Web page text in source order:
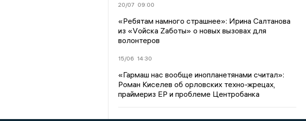
20/07 09:00
«Ребятам намного страшнее»: Ирина Салтанова
из «Vойска Zаботы» о новых вызовах для
волонтеров
15/06 14:30
«Гармаш нас вообще инопланетянами считал»:
Роман Киселев об орловских техно-жрецах,
праймериз ЕР и проблеме Центробанка